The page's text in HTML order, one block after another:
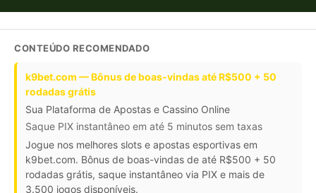
CONTEÚDO RECOMENDADO
k9bet.com — Bônus de boas-vindas até R$500 + 50
rodadas grátis
Sua Plataforma de Apostas e Cassino Online
Saque PIX instantâneo em até 5 minutos sem taxas
Jogue nos melhores slots e apostas esportivas em
k9bet.com. Bônus de boas-vindas de até R$500 + 50
rodadas grátis, saque instantâneo via PIX e mais de
3.500 jogos disponíveis.